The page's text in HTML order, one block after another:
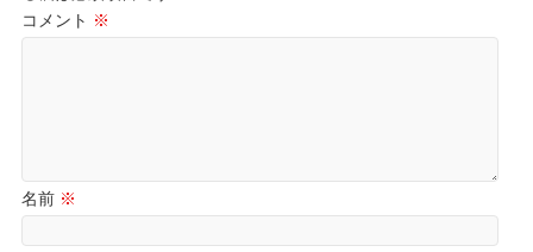
コメント ※
名前 ※